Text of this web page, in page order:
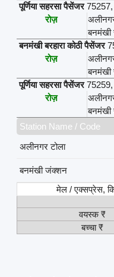
पूर्णिया सहरसा पैसेंजर 75257,
रोज़
बनमंखी बरहारा कोठी पैसेंजर
रोज़
पूर्णिया सहरसा पैसेंजर 75259,
रोज़
Station Name / Code
अलीनगर टोला
बनमंखी जंक्शन
मेल / एक्सप्रेस,
वयस्क ₹
बच्चा ₹